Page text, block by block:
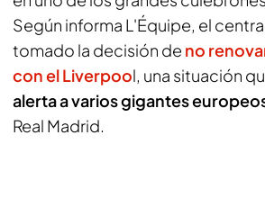
Según informa L'Équipe, el
tomado la decisión de no
con el Liverpool, una situación
alerta a varios gigantes
Real Madrid.